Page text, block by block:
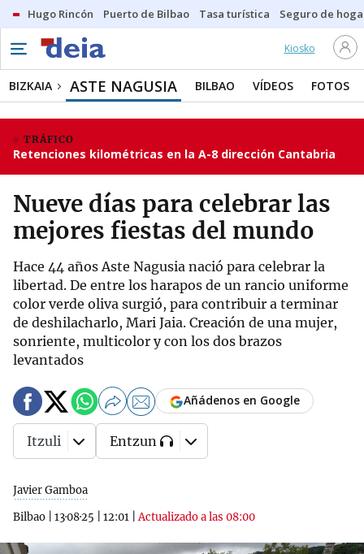
Hugo Rincón Puerto de Bilbao Tasa turística Seguro de
Kiosko
BIZKAIA ASTE NAGUSIA BILBAO VÍDEOS FOTOS
TRÁFICO
Retenciones kilométricas en la A-8 dirección Cantabria
Nueve días para celebrar las
mejores fiestas del mundo
Hace 44 años Aste Nagusia nació para celebrar la
libertad. De entre los harapos de un rancio uniforme
color verde oliva surgió, para contribuir a terminar
de deshilacharlo, Mari Jaia. Creación de una mujer,
sonriente, multicolor y con los dos brazos
levantados
Javier Gamboa
Bilbao
13·08·25 12:01 |Actualizado a las 08:00
Añádenos en Google
Itzuli Entzun